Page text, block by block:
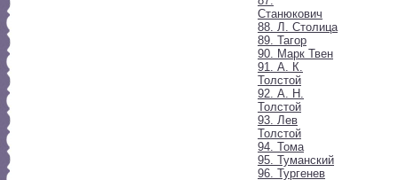
Станюкович
88. Л. Столица
89. Тагор
90. Марк Твен
91. А. К.
Толстой
92. А. Н.
Толстой
93. Лев
Толстой
94. Тома
95. Туманский
96. Тургенев